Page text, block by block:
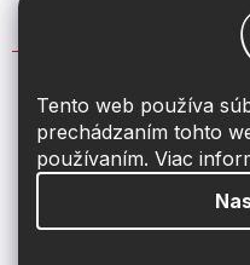
Tento web používa
prechádzaním tohto
používaním. Viac
info